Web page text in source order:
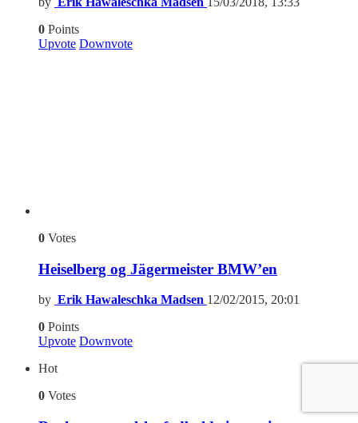
0 Points
Upvote Downvote
0 Votes
Heiselberg og Jägermeister BMW’en
by Erik Hawaleschka Madsen 12/02/2015, 20:01
0 Points
Upvote Downvote
Hot
0 Votes